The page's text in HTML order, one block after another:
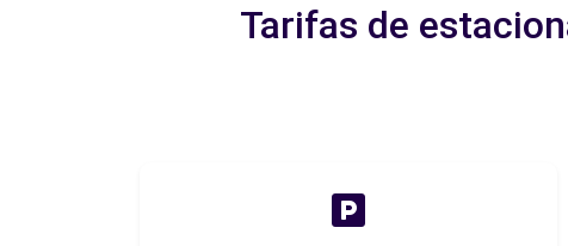
Tarifas de